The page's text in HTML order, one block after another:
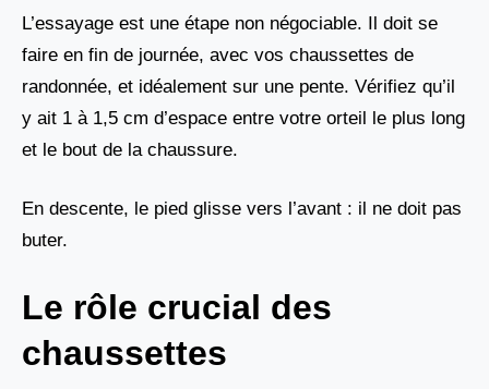
L’essayage est une étape non négociable. Il doit se
faire en fin de journée, avec vos chaussettes de
randonnée, et idéalement sur une pente. Vérifiez qu’il
y ait 1 à 1,5 cm d’espace entre votre orteil le plus long
et le bout de la chaussure.
En descente, le pied glisse vers l’avant : il ne doit pas
buter.
Le rôle crucial des
chaussettes